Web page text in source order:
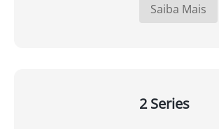
Saiba Mais
2 Series